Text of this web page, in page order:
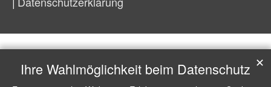
Ihre Wahlmöglichkeit beim Datenschutz ✕